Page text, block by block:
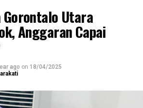
Gorontalo Utara
Anggaran Capai
ago on 18/04/2025